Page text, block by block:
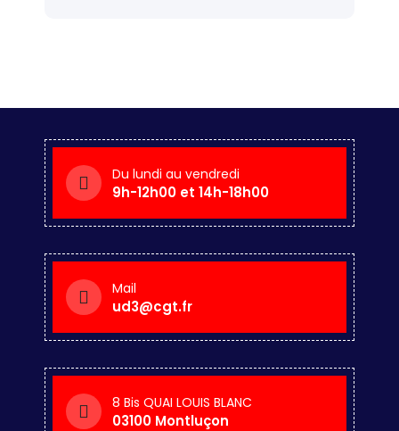
Du lundi au vendredi
9h-12h00 et 14h-18h00
Mail
ud3@cgt.fr
8 Bis QUAI LOUIS BLANC
03100 Montluçon